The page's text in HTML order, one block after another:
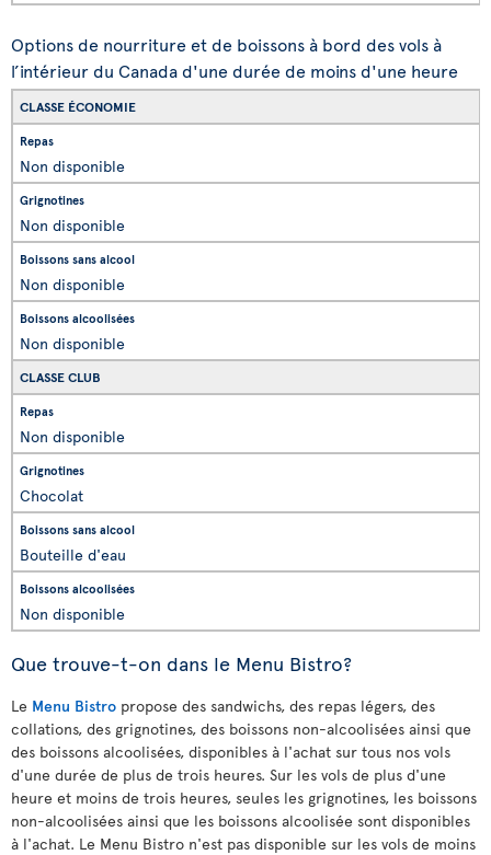
Options de nourriture et de boissons à bord des vols à
l’intérieur du Canada d'une durée de moins d'une heure
CLASSE ÉCONOMIE
Non disponible
Non disponible
Non disponible
Non disponible
CLASSE CLUB
Non disponible
Chocolat
Bouteille d'eau
Non disponible
Que trouve-t-on dans le Menu Bistro?
Le Menu Bistro propose des sandwichs, des repas légers, des
collations, des grignotines, des boissons non-alcoolisées ainsi que
des boissons alcoolisées, disponibles à l'achat sur tous nos vols
d'une durée de plus de trois heures. Sur les vols de plus d'une
heure et moins de trois heures, seules les grignotines, les boissons
non-alcoolisées ainsi que les boissons alcoolisée sont disponibles
à l'achat. Le Menu Bistro n'est pas disponible sur les vols de moins